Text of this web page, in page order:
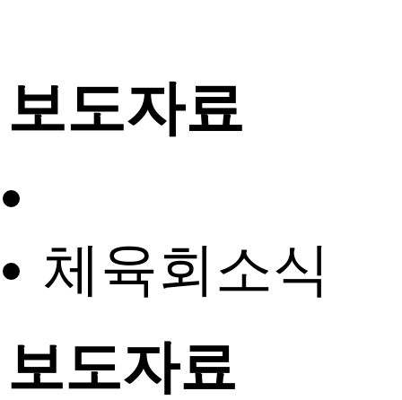
보도자료
체육회소식
보도자료